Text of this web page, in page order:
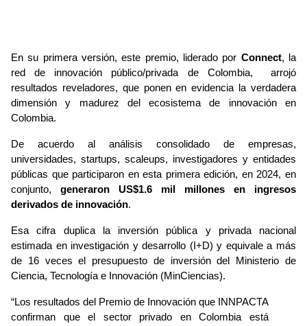
En su primera versión, este premio, liderado por Connect, la
red de innovación público/privada de Colombia,  arrojó
resultados reveladores, que ponen en evidencia la verdadera
dimensión y madurez del ecosistema de innovación en
Colombia.
De acuerdo al análisis consolidado de empresas,
universidades, startups, scaleups, investigadores y entidades
públicas que participaron en esta primera edición, en 2024, en
conjunto, generaron US$1.6 mil millones en ingresos
derivados de innovación.
Esa cifra duplica la inversión pública y privada nacional
estimada en investigación y desarrollo (I+D) y equivale a más
de 16 veces el presupuesto de inversión del Ministerio de
Ciencia, Tecnología e Innovación (MinCiencias).
“Los resultados del Premio de Innovación que INNPACTA
confirman que el sector privado en Colombia está